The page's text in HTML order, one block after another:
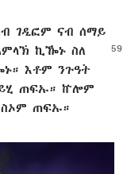
ገዲፎም ናብ ሰማይ
ኪዀኑ ስለ
እቶም ንጉዓት
ጠፍኡ። ኵሎም
ጠፍኡ።